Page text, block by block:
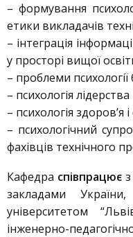
– формування
етики викладачів
– інтеграція
у просторі вищої
– проблеми психології
– психологія
– психологія здоров’я
– психологічний
фахівців технічного
Кафедра співпрацюєз
закладами
університетом
інженерно-